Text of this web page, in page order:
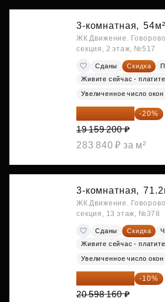
3-комнатная, 54м²
ЖК Движение.
секция, 2 этаж, №517
Сданы Скидка
Живите сейчас -
Увеличенное число окон
15 327 360 ₽ -20%
19 159 200 ₽
283 840 ₽ за м²
3-комнатная,
ЖК Движение.
секция, 13 этаж, №378
Сданы Скидка
Живите сейчас -
Увеличенное число окон
18 538 344 ₽ -10%
20 598 160 ₽